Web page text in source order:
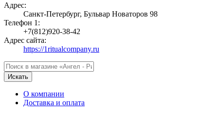
Адрес:
Санкт-Петербург, Бульвар Новаторов 98
Телефон 1:
+7(812)920-38-42
Адрес сайта:
https://1ritualcompany.ru
Искать
О компании
Доставка и оплата